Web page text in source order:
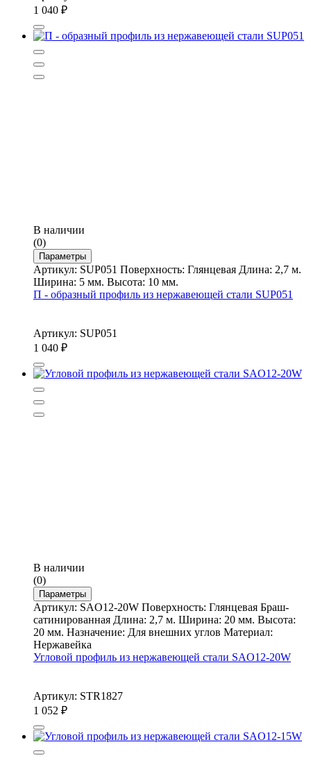
1 040 ₽
В наличии
(0)
Параметры
Артикул: SUP051 Поверхность: Глянцевая Длина: 2,7 м.
Ширина: 5 мм. Высота: 10 мм.
П - образный профиль из нержавеющей стали SUP051
Артикул: SUP051
1 040 ₽
В наличии
(0)
Параметры
Артикул: SAO12-20W Поверхность: Глянцевая Браш-
сатинированная Длина: 2,7 м. Ширина: 20 мм. Высота:
20 мм. Назначение: Для внешних углов Материал:
Нержавейка
Угловой профиль из нержавеющей стали SAO12-20W
Артикул: STR1827
1 052 ₽